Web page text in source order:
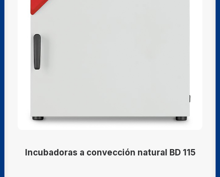
Incubadoras a convección natural BD 115